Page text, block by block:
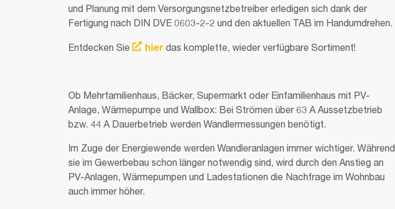
und Planung mit dem Versorgungsnetzbetreiber erledigen sich dank der
Fertigung nach DIN DVE 0603-2-2 und den aktuellen TAB im Handumdrehen.
Entdecken Sie hierdas komplette, wieder verfügbare Sortiment!
Ob Mehr­fa­mi­li­en­haus, Bäcker, Super­markt oder Einfa­mi­li­en­haus mit PV-
Anlage, Wärme­pumpe und Wallbox: Bei Strömen über 63 A Aussetz­be­trieb
bzw. 44 A Dauer­be­trieb werden Wand­ler­mes­sungen benö­tigt.
Im Zuge der Energiewende werden Wandleranlagen immer wichtiger. Während
sie im Gewerbebau schon länger notwendig sind, wird durch den Anstieg an
PV-Anlagen, Wärmepumpen und Ladestationen die Nachfrage im Wohnbau
auch immer höher.